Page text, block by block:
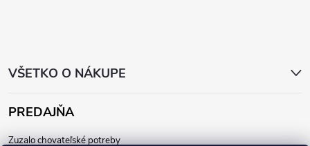
VŠETKO O NÁKUPE
PREDAJŇA
Zuzalo chovateľské potreby